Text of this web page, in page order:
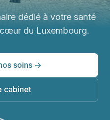
dédié à votre santé
du Luxembourg.
soins →
cabinet